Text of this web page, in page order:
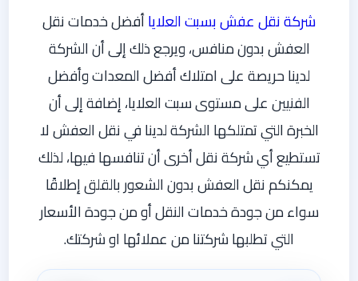
شركة نقل عفش بسبت العلاياأفضل خدمات نقل
العفش بدون منافس، ويرجع ذلك إلى أن الشركة
لدينا حريصة على امتلاك أفضل المعدات وأفضل
الفنيين على مستوى سبت العلايا، إضافة إلى أن
الخبرة التي تمتلكها الشركة لدينا في نقل العفش لا
تستطيع أي شركة نقل أخرى أن تنافسها فيها، لذلك
يمكنكم نقل العفش بدون الشعور بالقلق إطلاقًا
سواء من جودة خدمات النقل أو من جودة الأسعار
التي تطلبها شركتنا من عملائها او شركتك.